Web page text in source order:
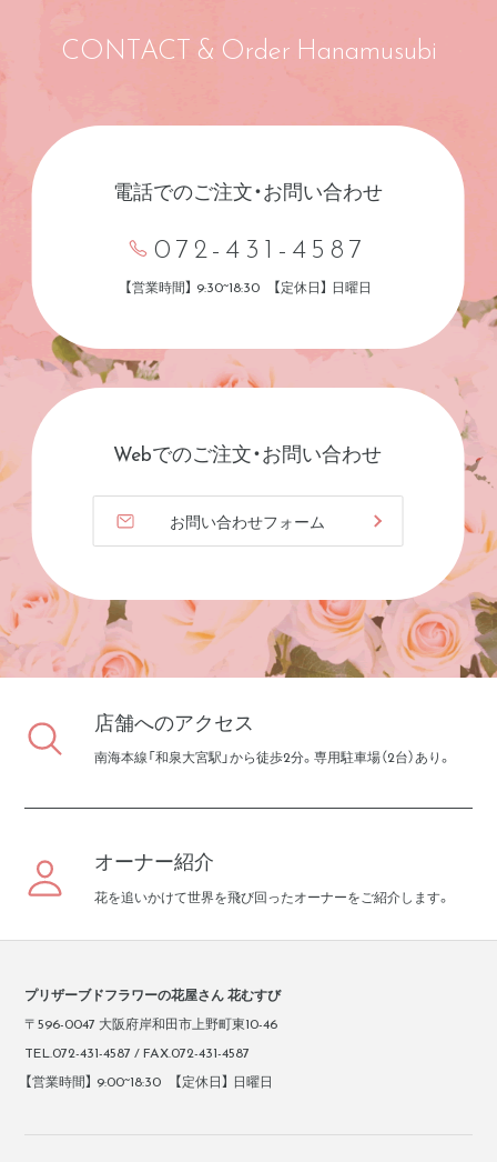
CONTACT & Order Hanamusubi
電話でのご注文・お問い合わせ
072-431-4587
【営業時間】 9:30~18:30 【定休日】 日曜日
Webでのご注文・お問い合わせ
お問い合わせフォーム
店舗へのアクセス
南海本線「和泉大宮駅」から徒歩2分。専用駐車場（2台）あり。
オーナー紹介
花を追いかけて世界を飛び回ったオーナーをご紹介します。
プリザーブドフラワーの花屋さん 花むすび
〒596-0047 大阪府岸和田市上野町東10-46
TEL.072-431-4587 / FAX.072-431-4587
【営業時間】 9:00~18:30 【定休日】 日曜日